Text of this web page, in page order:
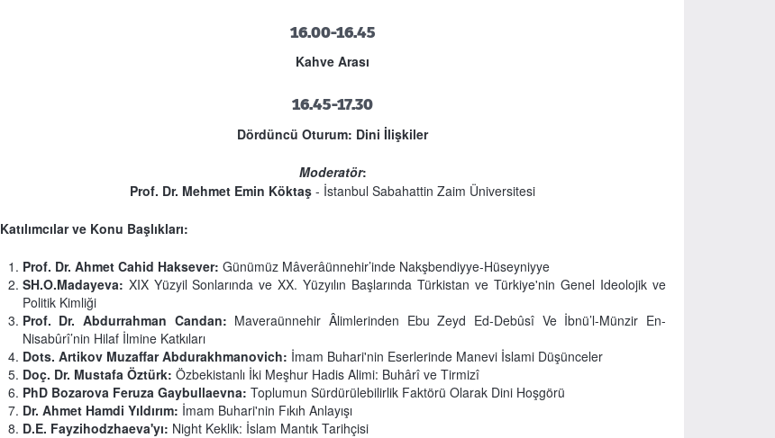
16.00-16.45
Kahve Arası
16.45-17.30
Dördüncü Oturum: Dini İlişkiler
Moderatör:
Prof. Dr. Mehmet Emin Köktaş - İstanbul Sabahattin Zaim Üniversitesi
Katılımcılar ve Konu Başlıkları:
Prof. Dr. Ahmet Cahid Haksever: Günümüz Mâverâünnehir’inde Nakşbendiyye-Hüseyniyye
SH.O.Madayeva: XIX Yüzyil Sonlarında ve XX. Yüzyılın Başlarında Türkistan ve Türkiye'nin Genel Ideolojik ve
Politik Kimliği
Prof. Dr. Abdurrahman Candan: Maveraünnehir Âlimlerinden Ebu Zeyd Ed-Debûsî Ve İbnü’l-Münzir En-
Nisabûrî’nin Hilaf İlmine Katkıları
Dots. Artikov Muzaffar Abdurakhmanovich: İmam Buhari'nin Eserlerinde Manevi İslami Düşünceler
Doç. Dr. Mustafa Öztürk: Özbekistanlı İki Meşhur Hadis Alimi: Buhârî ve Tirmizî
PhD Bozarova Feruza Gaybullaevna: Toplumun Sürdürülebilirlik Faktörü Olarak Dini Hoşgörü
Dr. Ahmet Hamdi Yıldırım: İmam Buhari'nin Fıkıh Anlayışı
D.E. Fayzihodzhaeva'yı: Night Keklik: İslam Mantık Tarihçisi